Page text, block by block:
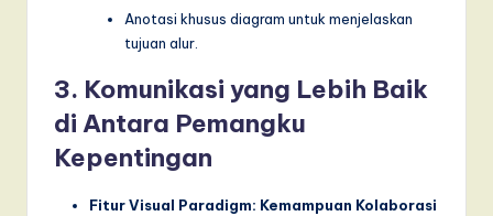
Anotasi khusus diagram untuk menjelaskan
tujuan alur.
3. Komunikasi yang Lebih Baik
di Antara Pemangku
Kepentingan
Fitur Visual Paradigm: Kemampuan Kolaborasi